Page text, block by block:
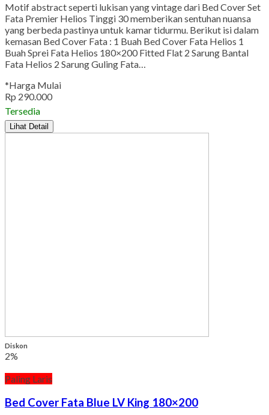
Motif abstract seperti lukisan yang vintage dari Bed Cover Set
Fata Premier Helios Tinggi 30 memberikan sentuhan nuansa
yang berbeda pastinya untuk kamar tidurmu. Berikut isi dalam
kemasan Bed Cover Fata : 1 Buah Bed Cover Fata Helios 1
Buah Sprei Fata Helios 180×200 Fitted Flat 2 Sarung Bantal
Fata Helios 2 Sarung Guling Fata…
*Harga Mulai
Rp 290.000
Tersedia
Lihat Detail
Diskon
2%
Paling Laris
Bed Cover Fata Blue LV King 180×200